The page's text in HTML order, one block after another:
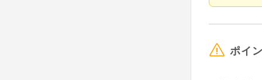
ポイ